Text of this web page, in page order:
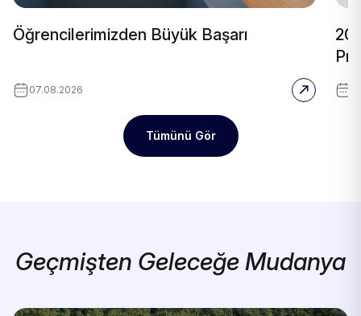
Öğrencilerimizden Büyük Başarı
07.08.2026
Tümünü Gör
Geçmişten Geleceğe Mudanya